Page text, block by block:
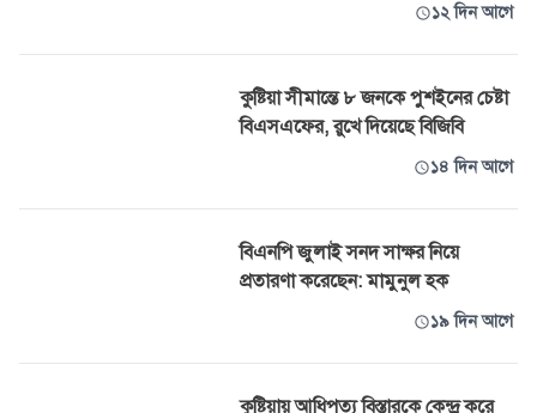
১২ দিন আগে
কুষ্টিয়া সীমান্তে ৮ জনকে পুশইনের চেষ্টা
বিএসএফের, রুখে দিয়েছে বিজিবি
১৪ দিন আগে
বিএনপি জুলাই সনদ সাক্ষর নিয়ে
প্রতারণা করেছেন: মামুনুল হক
১৯ দিন আগে
কুষ্টিয়ায় আধিপত্য বিস্তারকে কেন্দ্র করে